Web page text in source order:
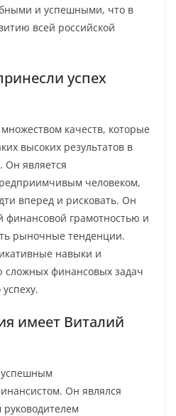
и успешными, что в
всей российской
успех
качеств, которые
высоких результатов в
Он является
человеком,
вперед и рисковать. Он
финансовой грамотностью и
рыночные тенденции.
навыки и
сложных финансовых задач
имеет Виталий
успешным
Он являлся